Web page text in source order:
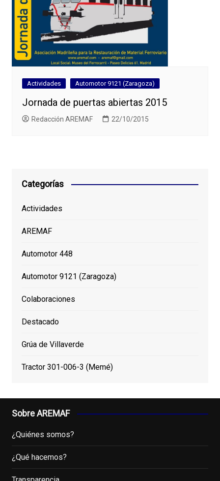
Actividades Automotor 9121 (Zaragoza)
Jornada de puertas abiertas 2015
Redacción AREMAF 22/10/2015
Categorías
Actividades
AREMAF
Automotor 448
Automotor 9121 (Zaragoza)
Colaboraciones
Destacado
Grúa de Villaverde
Tractor 301-006-3 (Memé)
Sobre AREMAF
¿Quiénes somos?
¿Qué hacemos?